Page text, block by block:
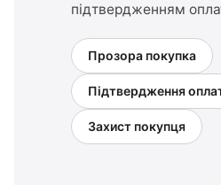
підтвердженням
Прозора покупка
Підтвердження
Захист покупця